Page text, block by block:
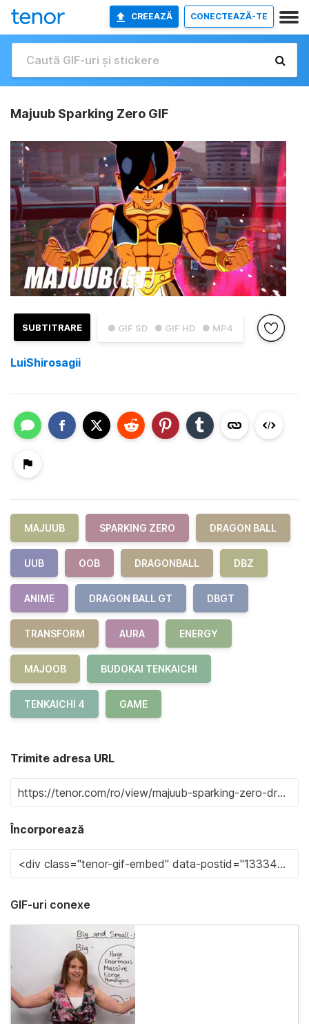
CREEAZĂ CONECTEAZĂ-TE
Majuub Sparking Zero GIF
● GIF SD ● GIF HD ● MP4
SUBTITRARE
LuiShirosagii
MAJUUB SPARKING ZERO DRAGON BALL
UUB OOB DRAGONBALL DBZ
ANIME DRAGON BALL GT DBGT
TRANSFORM AURA ENERGY
MAJOOB BUDOKAI TENKAICHI
TENKAICHI 4 GAME
Trimite adresa URL
Încorporează
GIF-uri conexe